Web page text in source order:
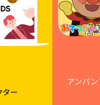
ー
アンパ